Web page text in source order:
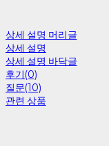
상세 설명 머리글
상세 설명
상세 설명 바닥글
후기(0)
질문(10)
관련 상품